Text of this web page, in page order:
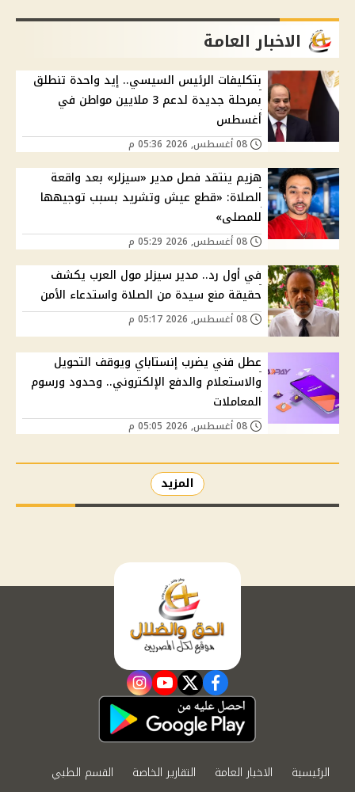
الاخبار العامة
بتكليفات الرئيس السيسي.. إيد واحدة تنطلق
بمرحلة جديدة لدعم 3 ملايين مواطن في
أغسطس
هزيم ينتقد فصل مدير «سيزلر» بعد واقعة
الصلاة: «قطع عيش وتشريد بسبب توجيهها
للمصلى»
في أول رد.. مدير سيزلر مول العرب يكشف
حقيقة منع سيدة من الصلاة واستدعاء الأمن
عطل فني يضرب إنستاباي ويوقف التحويل
والاستعلام والدفع الإلكتروني.. وحدود ورسوم
المعاملات
المزيد
facebook
twitter
youtube
instagram
الرئيسية الاخبار العامة التقارير الخاصة
القسم الطبي